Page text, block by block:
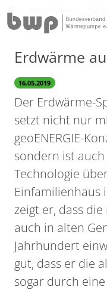
Erdwärme
16.05.2019
Der Erdwärme-
setzt nicht nur
geoENERGIE-
sondern ist
Technologie
Einfamilienhaus
zeigt er, dass
auch in alten
Jahrhundert
gut, dass er die
sogar durch